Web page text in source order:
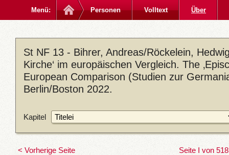
Menü: Personen Volltext Über
St NF 13 - Bihrer, Andreas/Röckelein,
Kirche‘ im europäischen Vergleich. The
European Comparison (Studien zur
Berlin/Boston 2022.
Kapitel
< Vorherige Seite Seite I von 518